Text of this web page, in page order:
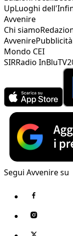
UpLuoghi
Avvenire
Chi siamo
AvvenirePubblicità
Mondo CEI
SIRRadio InBlu
Segui Avvenire su